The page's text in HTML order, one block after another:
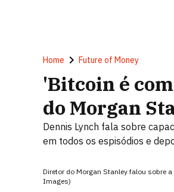
Home Future of Money
'Bitcoin é
do Morgan
Dennis Lynch fala sobre
em todos os espisódios e
Diretor do Morgan Stanley falou sobre
Images)